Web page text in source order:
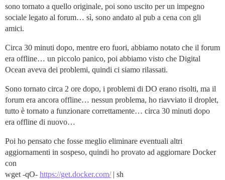
sono tornato a quello originale, poi sono uscito per un impegno
sociale legato al forum… sì, sono andato al pub a cena con gli
amici.
Circa 30 minuti dopo, mentre ero fuori, abbiamo notato che il forum
era offline… un piccolo panico, poi abbiamo visto che Digital
Ocean aveva dei problemi, quindi ci siamo rilassati.
Sono tornato circa 2 ore dopo, i problemi di DO erano risolti, ma il
forum era ancora offline… nessun problema, ho riavviato il droplet,
tutto è tornato a funzionare correttamente… circa 30 minuti dopo
era offline di nuovo…
Poi ho pensato che fosse meglio eliminare eventuali altri
aggiornamenti in sospeso, quindi ho provato ad aggiornare Docker
con
wget -qO- https://get.docker.com/| sh